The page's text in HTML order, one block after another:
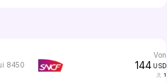
8450
von
144USD
1